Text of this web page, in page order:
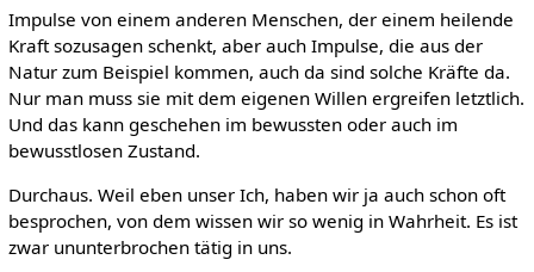
Impulse von einem anderen Menschen, der einem heilende
Kraft sozusagen schenkt, aber auch Impulse, die aus der
Natur zum Beispiel kommen, auch da sind solche Kräfte da.
Nur man muss sie mit dem eigenen Willen ergreifen letztlich.
Und das kann geschehen im bewussten oder auch im
bewusstlosen Zustand.
Durchaus. Weil eben unser Ich, haben wir ja auch schon oft
besprochen, von dem wissen wir so wenig in Wahrheit. Es ist
zwar ununterbrochen tätig in uns.